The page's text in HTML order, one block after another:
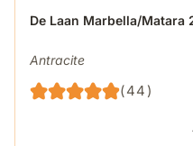
De Laan Marbella/
Antracite
(44)
De prijs is afhankelijk